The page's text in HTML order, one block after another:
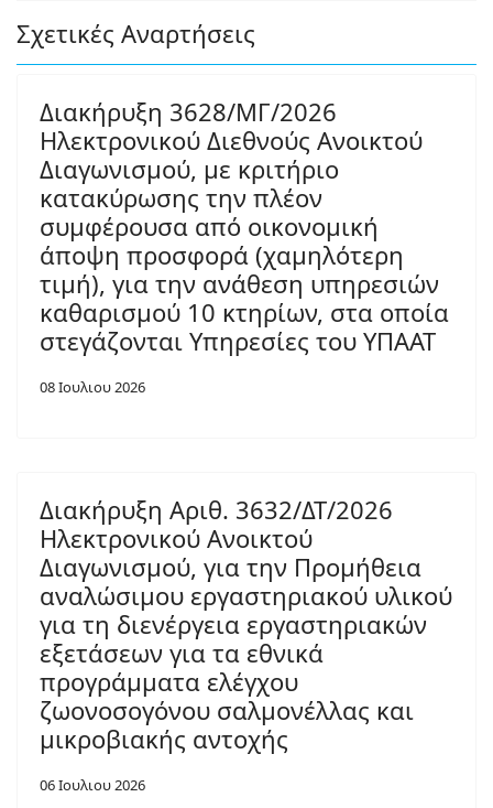
Σχετικές Αναρτήσεις
Διακήρυξη 3628/ΜΓ/2026
Ηλεκτρονικού Διεθνούς Ανοικτού
Διαγωνισμού, με κριτήριο
κατακύρωσης την πλέον
συμφέρουσα από οικονομική
άποψη προσφορά (χαμηλότερη
τιμή), για την ανάθεση υπηρεσιών
καθαρισμού 10 κτηρίων, στα οποία
στεγάζονται Υπηρεσίες του ΥΠΑΑΤ
08 Ιουλιου 2026
Διακήρυξη Αριθ. 3632/ΔΤ/2026
Ηλεκτρονικού Ανοικτού
Διαγωνισμού, για την Προμήθεια
αναλώσιμου εργαστηριακού υλικού
για τη διενέργεια εργαστηριακών
εξετάσεων για τα εθνικά
προγράμματα ελέγχου
ζωονοσογόνου σαλμονέλλας και
μικροβιακής αντοχής
06 Ιουλιου 2026